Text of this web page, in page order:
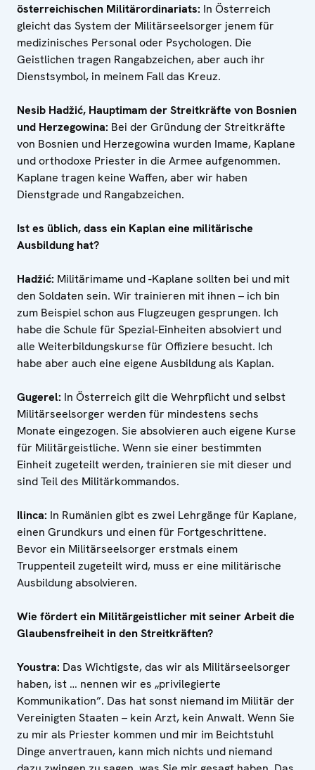
österreichischen Militärordinariats: In Österreich
gleicht das System der Militärseelsorger jenem für
medizinisches Personal oder Psychologen. Die
Geistlichen tragen Rangabzeichen, aber auch ihr
Dienstsymbol, in meinem Fall das Kreuz.
Nesib Hadžić, Hauptimam der Streitkräfte von Bosnien
und Herzegowina: Bei der Gründung der Streitkräfte
von Bosnien und Herzegowina wurden Imame, Kaplane
und orthodoxe Priester in die Armee aufgenommen.
Kaplane tragen keine Waffen, aber wir haben
Dienstgrade und Rangabzeichen.
Ist es üblich, dass ein Kaplan eine militärische
Ausbildung hat?
Hadžić: Militärimame und -Kaplane sollten bei und mit
den Soldaten sein. Wir trainieren mit ihnen – ich bin
zum Beispiel schon aus Flugzeugen gesprungen. Ich
habe die Schule für Spezial-Einheiten absolviert und
alle Weiterbildungskurse für Offiziere besucht. Ich
habe aber auch eine eigene Ausbildung als Kaplan.
Gugerel: In Österreich gilt die Wehrpflicht und selbst
Militärseelsorger werden für mindestens sechs
Monate eingezogen. Sie absolvieren auch eigene Kurse
für Militärgeistliche. Wenn sie einer bestimmten
Einheit zugeteilt werden, trainieren sie mit dieser und
sind Teil des Militärkommandos.
Ilinca: In Rumänien gibt es zwei Lehrgänge für Kaplane,
einen Grundkurs und einen für Fortgeschrittene.
Bevor ein Militärseelsorger erstmals einem
Truppenteil zugeteilt wird, muss er eine militärische
Ausbildung absolvieren.
Wie fördert ein Militärgeistlicher mit seiner Arbeit die
Glaubensfreiheit in den Streitkräften?
Youstra: Das Wichtigste, das wir als Militärseelsorger
haben, ist … nennen wir es „privilegierte
Kommunikation”. Das hat sonst niemand im Militär der
Vereinigten Staaten – kein Arzt, kein Anwalt. Wenn Sie
zu mir als Priester kommen und mir im Beichtstuhl
Dinge anvertrauen, kann mich nichts und niemand